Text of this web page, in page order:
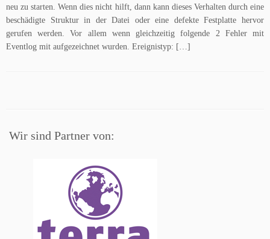
neu zu starten. Wenn dies nicht hilft, dann kann dieses Verhalten durch eine
beschädigte Struktur in der Datei oder eine defekte Festplatte hervor
gerufen werden. Vor allem wenn gleichzeitig folgende 2 Fehler mit
Eventlog mit aufgezeichnet wurden. Ereignistyp: […]
Wir sind Partner von: